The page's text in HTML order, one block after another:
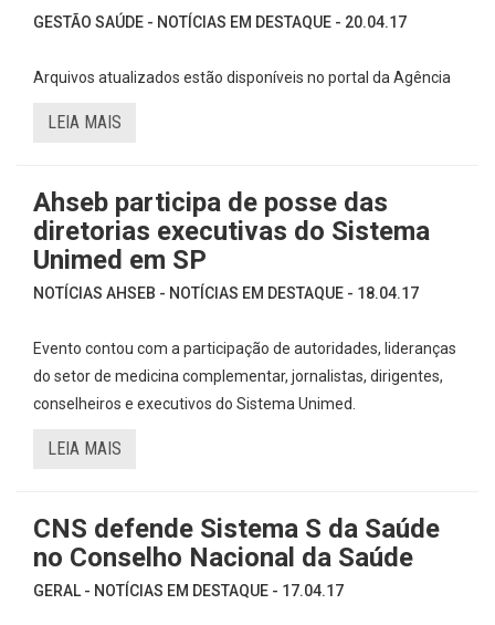
GESTÃO SAÚDE - NOTÍCIAS EM DESTAQUE - 20.04.17
Arquivos atualizados estão disponíveis no portal da Agência
LEIA MAIS
Ahseb participa de posse das
diretorias executivas do Sistema
Unimed em SP
NOTÍCIAS AHSEB - NOTÍCIAS EM DESTAQUE - 18.04.17
Evento contou com a participação de autoridades, lideranças
do setor de medicina complementar, jornalistas, dirigentes,
conselheiros e executivos do Sistema Unimed.
LEIA MAIS
CNS defende Sistema S da Saúde
no Conselho Nacional da Saúde
GERAL - NOTÍCIAS EM DESTAQUE - 17.04.17